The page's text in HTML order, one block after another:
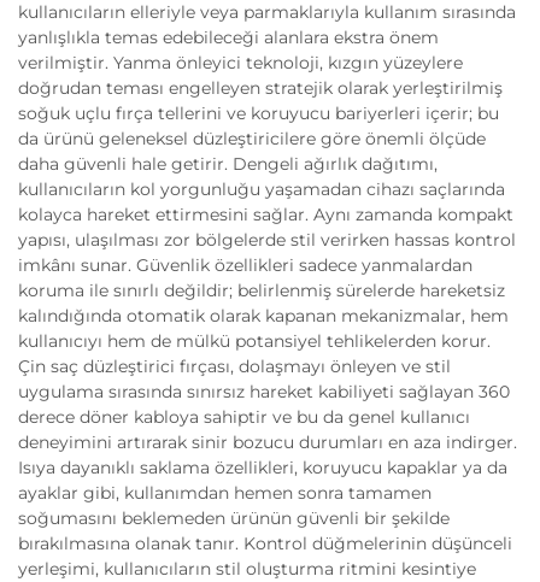
kullanıcıların elleriyle veya parmaklarıyla kullanım sırasında
yanlışlıkla temas edebileceği alanlara ekstra önem
verilmiştir. Yanma önleyici teknoloji, kızgın yüzeylere
doğrudan teması engelleyen stratejik olarak yerleştirilmiş
soğuk uçlu fırça tellerini ve koruyucu bariyerleri içerir; bu
da ürünü geleneksel düzleştiricilere göre önemli ölçüde
daha güvenli hale getirir. Dengeli ağırlık dağıtımı,
kullanıcıların kol yorgunluğu yaşamadan cihazı saçlarında
kolayca hareket ettirmesini sağlar. Aynı zamanda kompakt
yapısı, ulaşılması zor bölgelerde stil verirken hassas kontrol
imkânı sunar. Güvenlik özellikleri sadece yanmalardan
koruma ile sınırlı değildir; belirlenmiş sürelerde hareketsiz
kalındığında otomatik olarak kapanan mekanizmalar, hem
kullanıcıyı hem de mülkü potansiyel tehlikelerden korur.
Çin saç düzleştirici fırçası, dolaşmayı önleyen ve stil
uygulama sırasında sınırsız hareket kabiliyeti sağlayan 360
derece döner kabloya sahiptir ve bu da genel kullanıcı
deneyimini artırarak sinir bozucu durumları en aza indirger.
Isıya dayanıklı saklama özellikleri, koruyucu kapaklar ya da
ayaklar gibi, kullanımdan hemen sonra tamamen
soğumasını beklemeden ürünün güvenli bir şekilde
bırakılmasına olanak tanır. Kontrol düğmelerinin düşünceli
yerleşimi, kullanıcıların stil oluşturma ritmini kesintiye